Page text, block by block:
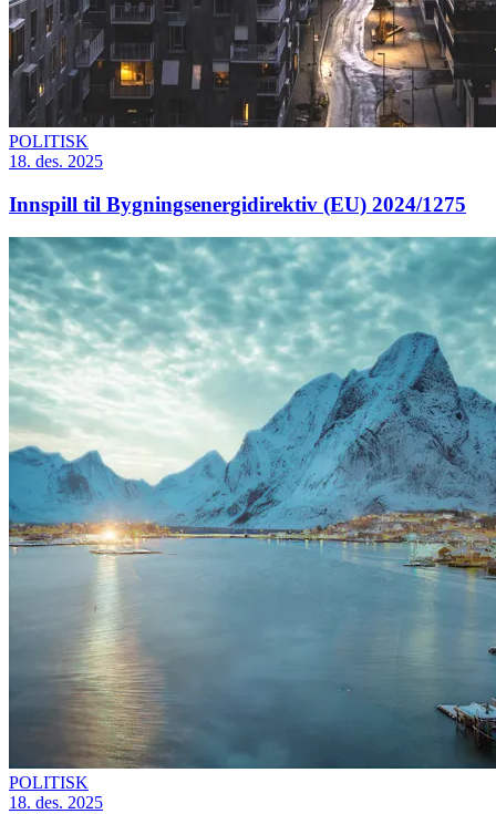
POLITISK
18. des. 2025
Innspill til Bygningsenergidirektiv (EU) 2024/1275
POLITISK
18. des. 2025